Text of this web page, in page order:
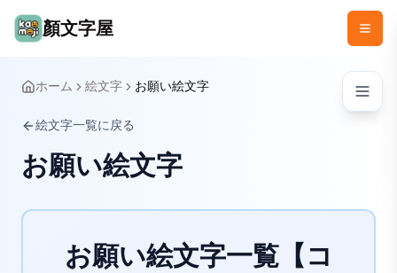
顏文字屋
ホーム 絵文字 お願い絵文字
絵文字一覧に戻る
お願い絵文字
お願い絵文字一覧【コ